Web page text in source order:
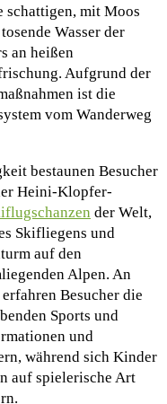
schattigen, mit Moos
Wasser der
an heißen
Aufgrund der
ist die
vom Wanderweg
bestaunen Besucher
Heini-Klopfer-
der Welt,
Skifliegens und
auf den
Alpen. An
Besucher die
Sports und
und
während sich Kinder
auf spielerische Art